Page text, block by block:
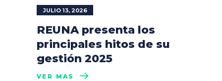
JULIO 13, 2026
REUNA presenta los
principales hitos de su
gestión 2025
VER MÁS